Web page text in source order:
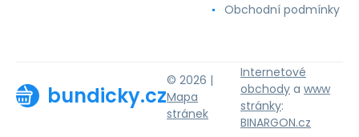
Obchodní podmínky
bundicky.cz
© 2026 |
Mapa
stránek
Internetové
obchody a www
stránky:
BINARGON.cz